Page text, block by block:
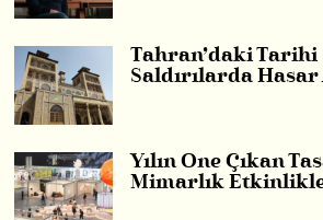
Tahran’daki Tarihi
Saldırılarda Hasar
Yılın Öne Çıkan
Mimarlık